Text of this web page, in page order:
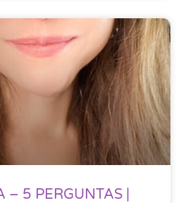
– 5 PERGUNTAS |